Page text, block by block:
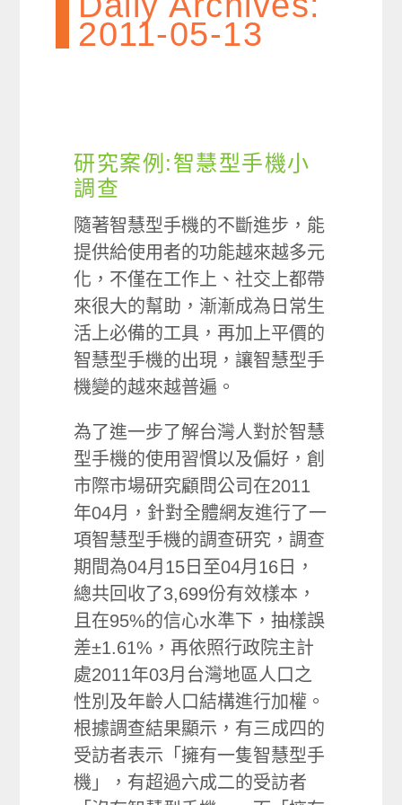
2011-05-13
研究案例:智慧型手機小
調查
隨著智慧型手機的不斷進步，能
提供給使用者的功能越來越多元
化，不僅在工作上、社交上都帶
來很大的幫助，漸漸成為日常生
活上必備的工具，再加上平價的
智慧型手機的出現，讓智慧型手
機變的越來越普遍。
為了進一步了解台灣人對於智慧
型手機的使用習慣以及偏好，創
市際市場研究顧問公司在2011
年04月，針對全體網友進行了一
項智慧型手機的調查研究，調查
期間為04月15日至04月16日，
總共回收了3,699份有效樣本，
且在95%的信心水準下，抽樣誤
差±1.61%，再依照行政院主計
處2011年03月台灣地區人口之
性別及年齡人口結構進行加權。
根據調查結果顯示，有三成四的
受訪者表示「擁有一隻智慧型手
機」，有超過六成二的受訪者